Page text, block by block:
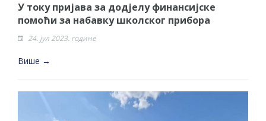
У току пријава за додјелу финансијске
помоћи за набавку школског прибора
24. јул 2023. године
Више →